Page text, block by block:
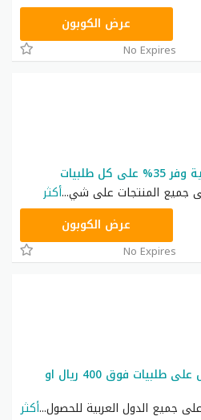
عرض الكوبون
No Expires
طلبيات
...أكثر
عرض الكوبون
No Expires
كوبون خصم شي ان 50 ريال على طلبيات فوق 400 ريال او
جميع الدول العربية للحصول...أكثر